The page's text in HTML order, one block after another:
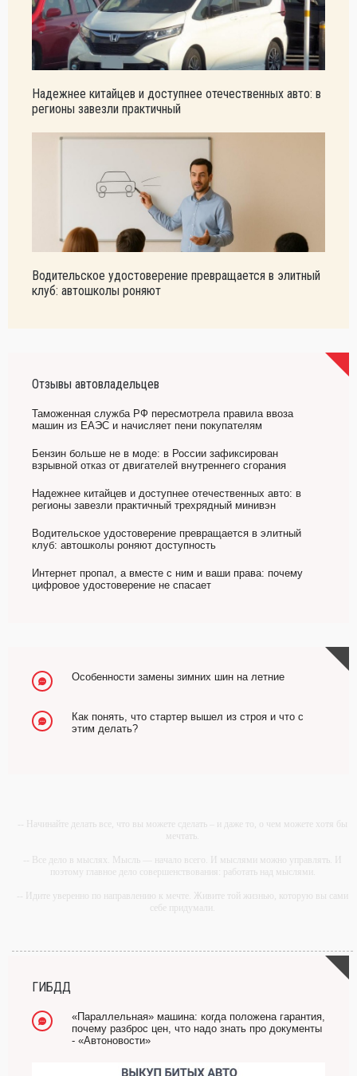
Надежнее китайцев и доступнее отечественных авто: в
регионы завезли практичный
Водительское удостоверение превращается в элитный
клуб: автошколы роняют
Отзывы автовладельцев
Таможенная служба РФ пересмотрела правила ввоза
машин из ЕАЭС и начисляет пени покупателям
Бензин больше не в моде: в России зафиксирован
взрывной отказ от двигателей внутреннего сгорания
Надежнее китайцев и доступнее отечественных авто: в
регионы завезли практичный трехрядный минивэн
Водительское удостоверение превращается в элитный
клуб: автошколы роняют доступность
Интернет пропал, а вместе с ним и ваши права: почему
цифровое удостоверение не спасает
Особенности замены зимних шин на летние
Как понять, что стартер вышел из строя и что с
этим делать?
-- Начинайте делать все, что вы можете сделать – и даже то, о чем можете хотя бы
мечтать.
-- Все дело в мыслях. Мысль — начало всего. И мыслями можно управлять. И
поэтому главное дело совершенствования: работать над мыслями.
-- Идите уверенно по направлению к мечте. Живите той жизнью, которую вы сами
себе придумали.
-- Лучшее, что можно сделать с хорошим советом, это пропустить его мимо ушей.
Он никогда не бывает полезен никому, кроме того, кто его дал.
ГИБДД
«Параллельная» машина: когда положена гарантия,
почему разброс цен, что надо знать про документы
- «Автоновости»